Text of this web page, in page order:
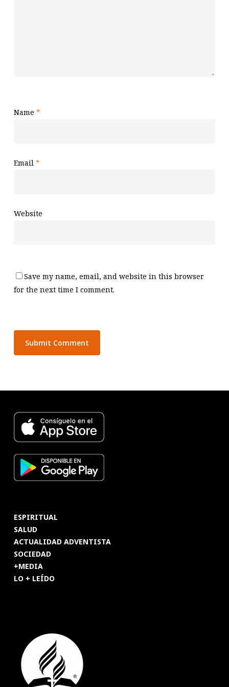
Name *
Email *
Website
Save my name, email, and website in this browser
for the next time I comment.
ESPIRITUAL
SALUD
ACTUALIDAD ADVENTISTA
SOCIEDAD
+MEDIA
LO + LEÍDO